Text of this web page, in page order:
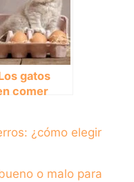
gatos
comer
¿cómo elegir
o malo para